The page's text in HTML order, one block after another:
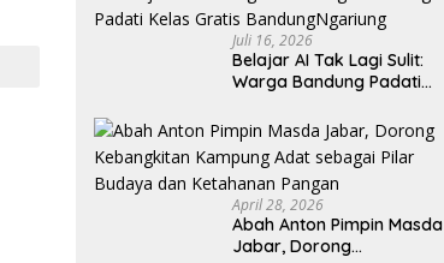
Juli 16, 2026
Belajar AI Tak Lagi Sulit:
Warga Bandung Padati
BandungNgariung
April 28, 2026
Abah Anton Pimpin Masda
Jabar, Dorong